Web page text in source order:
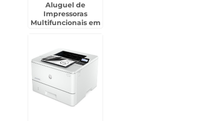
Aluguel de
Impressoras
Multifuncionais em